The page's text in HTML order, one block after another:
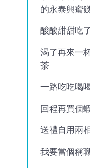
的永泰興蜜
酸酸甜甜吃
渴了再來一
茶
一路吃吃喝
回程再買個
送禮自用兩
我要當個稱